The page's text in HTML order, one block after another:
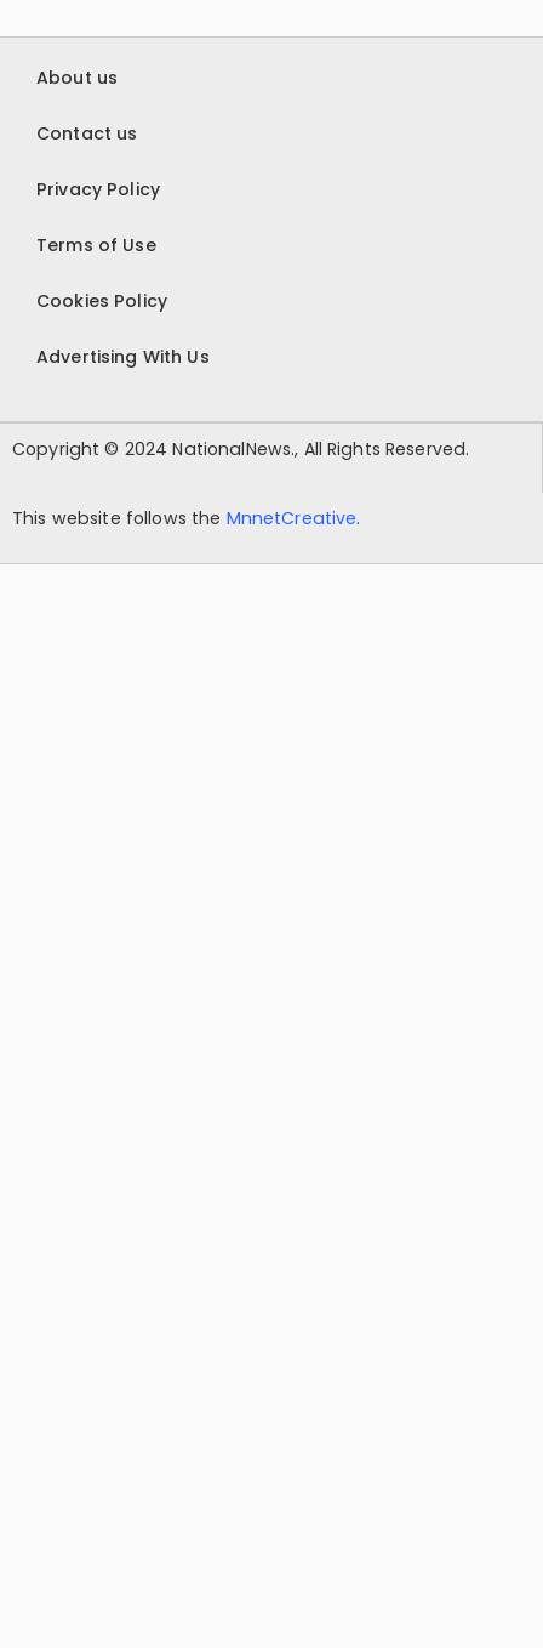
About us
Contact us
Privacy Policy
Terms of Use
Cookies Policy
Advertising With Us
Copyright © 2024 NationalNews., All Rights Reserved.
This website follows the MnnetCreative.